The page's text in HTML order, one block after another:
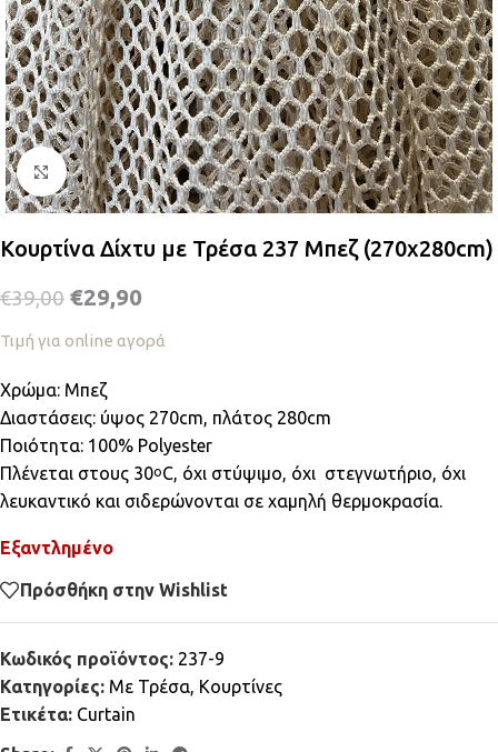
Κλικ για μεγέθυνση
Κουρτίνα Δίχτυ με Τρέσα 237 Μπεζ (270x280cm)
€39,00 €29,90
Τιμή για online αγορά
Χρώμα: Μπεζ
Διαστάσεις: ύψος 270cm, πλάτος 280cm
Ποιότητα: 100% Polyester
Πλένεται στους 30οC, όχι στύψιμο, όχι στεγνωτήριο, όχι
λευκαντικό και σιδερώνονται σε χαμηλή θερμοκρασία.
Εξαντλημένο
Πρόσθήκη στην Wishlist
Κωδικός προϊόντος: 237-9
Κατηγορίες: Mε Τρέσα, Κουρτίνες
Ετικέτα: Curtain